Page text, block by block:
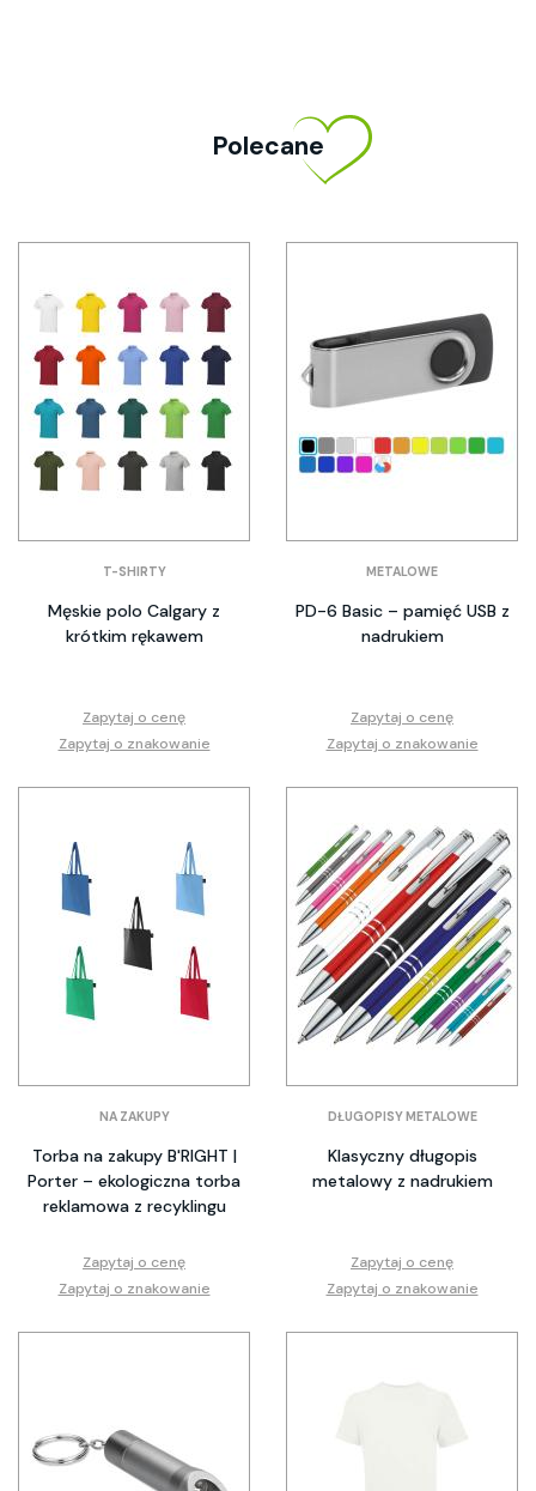
Polecane
T-SHIRTY
Męskie polo Calgary z
krótkim rękawem
Zapytaj o cenę
Zapytaj o znakowanie
METALOWE
PD-6 Basic – pamięć USB z
nadrukiem
Zapytaj o cenę
Zapytaj o znakowanie
NA ZAKUPY
Torba na zakupy B'RIGHT |
Porter – ekologiczna torba
reklamowa z recyklingu
Zapytaj o cenę
Zapytaj o znakowanie
DŁUGOPISY METALOWE
Klasyczny długopis
metalowy z nadrukiem
Zapytaj o cenę
Zapytaj o znakowanie